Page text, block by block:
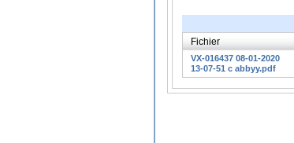
Fichier
VX-016437 08-01-2020
13-07-51 c abbyy.pdf